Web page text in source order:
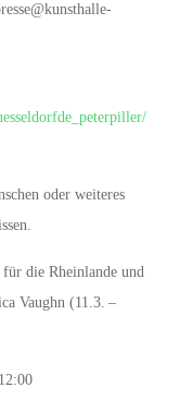
oder weiteres
die Rheinlande und
Vaughn (11.3. –